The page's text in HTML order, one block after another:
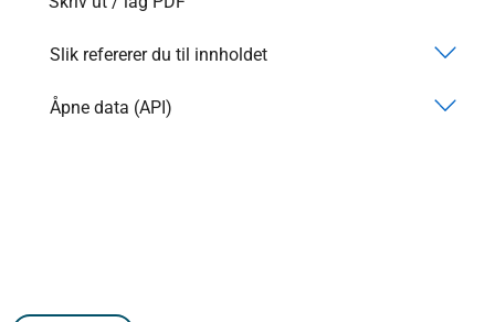
Slik refererer du til innholdet
Åpne data (API)